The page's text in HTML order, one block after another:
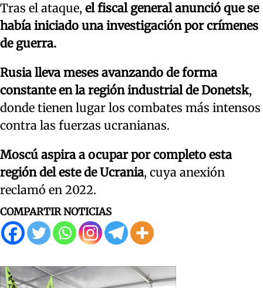
Tras el ataque, el fiscal general anunció que se
había iniciado una investigación por crímenes
de guerra.
Rusia lleva meses avanzando de forma
constante en la región industrial de Donetsk,
donde tienen lugar los combates más intensos
contra las fuerzas ucranianas.
Moscú aspira a ocupar por completo esta
región del este de Ucrania, cuya anexión
reclamó en 2022.
COMPARTIR NOTICIAS